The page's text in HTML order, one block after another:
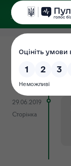
17.08.2022
Документ
29.06.2019
Сторінка